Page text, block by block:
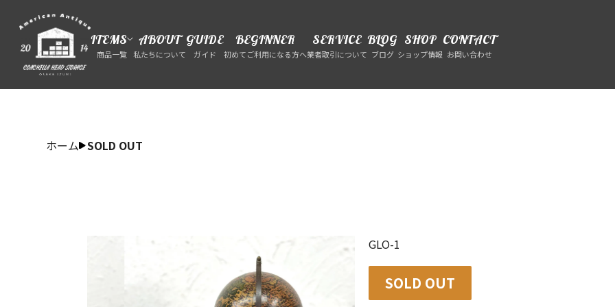
ITEMS
商品一覧
ABOUT
私たちについて
GUIDE
ガイド
BEGINNER
初めてご利用になる方へ
SERVICE
業者取引について
BLOG
ブログ
SHOP
ショップ情報
CONTACT
お問い合わせ
ホーム SOLD OUT
GLO-1
SOLD OUT